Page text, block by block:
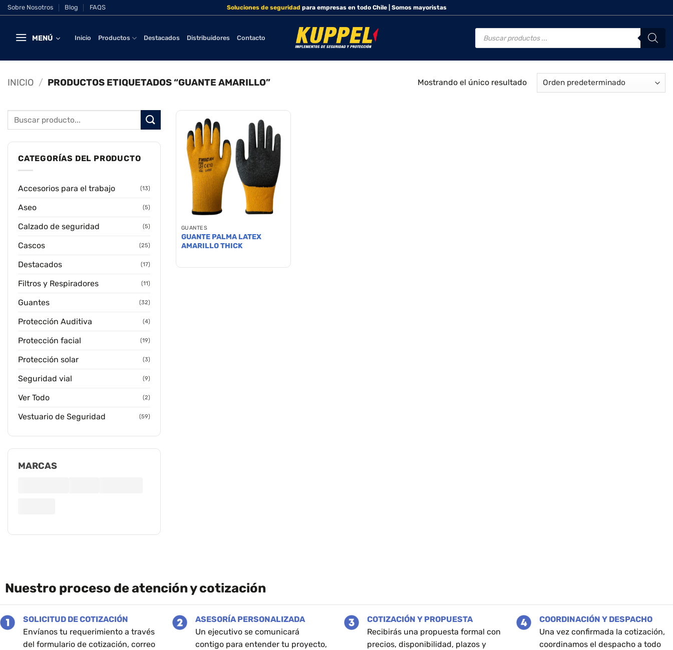
Saltar
al
Sobre Nosotros Blog FAQS Soluciones de seguridad para empresas en todo Chile | Somos mayoristas
MENÚ Inicio Productos Destacados Distribuidores Contacto
Búsqueda
INICIO / PRODUCTOS ETIQUETADOS “GUANTE AMARILLO” Mostrando el único resultado
Buscar
CATEGORÍAS DEL PRODUCTO
Accesorios para el trabajo (13)
Aseo (5)
Calzado de seguridad (5)
Cascos (25)
Destacados (17)
Filtros y Respiradores (11)
Guantes (32)
Protección Auditiva (4)
Protección facial (19)
Protección solar (3)
Seguridad vial (9)
Ver Todo (2)
Vestuario de Seguridad (59)
MARCAS
GUANTES
GUANTE PALMA LATEX
AMARILLO THICK
Nuestro proceso de atención y cotización
SOLICITUD DE COTIZACIÓN
Envíanos tu requerimiento a través
del formulario de cotización, correo
ASESORÍA PERSONALIZADA
Un ejecutivo se comunicará
contigo para entender tu proyecto,
COTIZACIÓN Y PROPUESTA
Recibirás una propuesta formal con
precios, disponibilidad, plazos y
COORDINACIÓN Y DESPACHO
Una vez confirmada la cotización,
coordinamos el despacho a todo